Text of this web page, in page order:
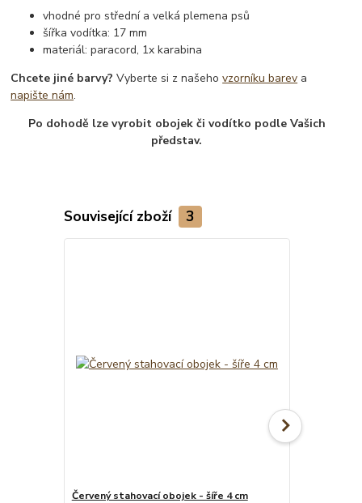
vhodné pro střední a velká plemena psů
šířka vodítka: 17 mm
materiál: paracord, 1x karabina
Chcete jiné barvy? Vyberte si z našehovzorníku barev a
napište nám.
Po dohodě lze vyrobit obojek či vodítko podle Vašich
představ.
Související zboží 3
Červený stahovací obojek - šíře 4 cm